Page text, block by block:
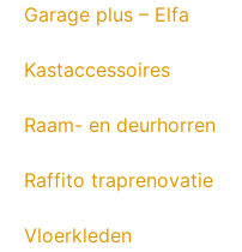
Garage plus – Elfa
Kastaccessoires
Raam- en deurhorren
Raffito traprenovatie
Vloerkleden